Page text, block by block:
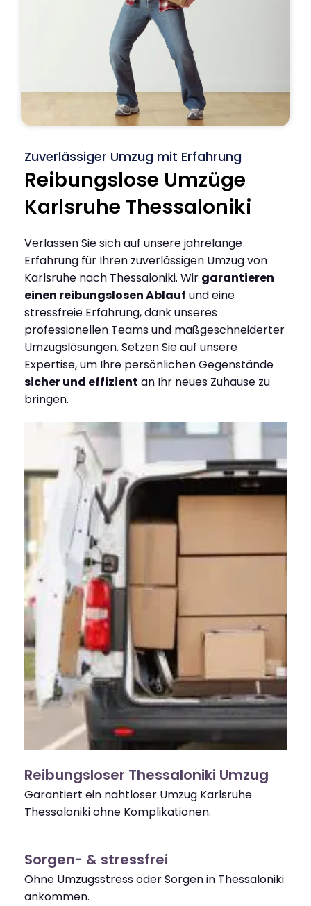
Zuverlässiger Umzug mit Erfahrung
Reibungslose Umzüge
Karlsruhe Thessaloniki
Verlassen Sie sich auf unsere jahrelange
Erfahrung für Ihren zuverlässigen Umzug von
Karlsruhe nach Thessaloniki. Wir garantieren
einen reibungslosen Ablauf und eine
stressfreie Erfahrung, dank unseres
professionellen Teams und maßgeschneiderter
Umzugslösungen. Setzen Sie auf unsere
Expertise, um Ihre persönlichen Gegenstände
sicher und effizient an Ihr neues Zuhause zu
bringen.
Reibungsloser Thessaloniki Umzug
Garantiert ein nahtloser Umzug Karlsruhe
Thessaloniki ohne Komplikationen.
Sorgen- & stressfrei
Ohne Umzugsstress oder Sorgen in Thessaloniki
ankommen.